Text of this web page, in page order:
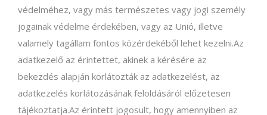
védelméhez, vagy más természetes vagy jogi személy
jogainak védelme érdekében, vagy az Unió, illetve
valamely tagállam fontos közérdekéből lehet kezelni.Az
adatkezelő az érintettet, akinek a kérésére az
bekezdés alapján korlátozták az adatkezelést, az
adatkezelés korlátozásának feloldásáról előzetesen
tájékoztatja.Az érintett jogosult, hogy amennyiben az